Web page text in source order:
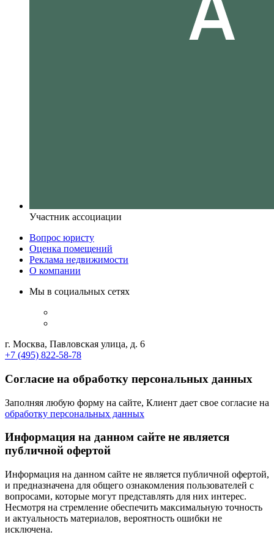
Участник ассоциации
Вопрос юристу
Оценка помещений
Реклама недвижимости
О компании
Мы в социальных сетях
г. Москва, Павловская улица, д. 6
+7 (495) 822-58-78
Согласие на обработку персональных данных
Заполняя любую форму на сайте, Клиент дает свое согласие на
обработку персональных данных
Информация на данном сайте не является
публичной офертой
Информация на данном сайте не является публичной офертой,
и предназначена для общего ознакомления пользователей с
вопросами, которые могут представлять для них интерес.
Несмотря на стремление обеспечить максимальную точность
и актуальность материалов, вероятность ошибки не
исключена.